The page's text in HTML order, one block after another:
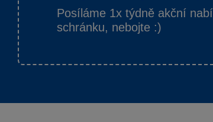
Posíláme 1x týdně akční
schránku, nebojte :)